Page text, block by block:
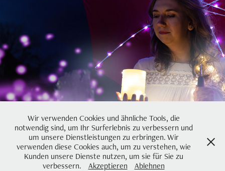
light in the dark
Powered byAdobe Portfolio/Impressum und Datenschutz
Wir verwenden Cookies und ähnliche Tools, die
notwendig sind, um Ihr Surferlebnis zu verbessern und
um unsere Dienstleistungen zu erbringen. Wir
verwenden diese Cookies auch, um zu verstehen, wie
Kunden unsere Dienste nutzen, um sie für Sie zu
verbessern.
Akzeptieren Ablehnen